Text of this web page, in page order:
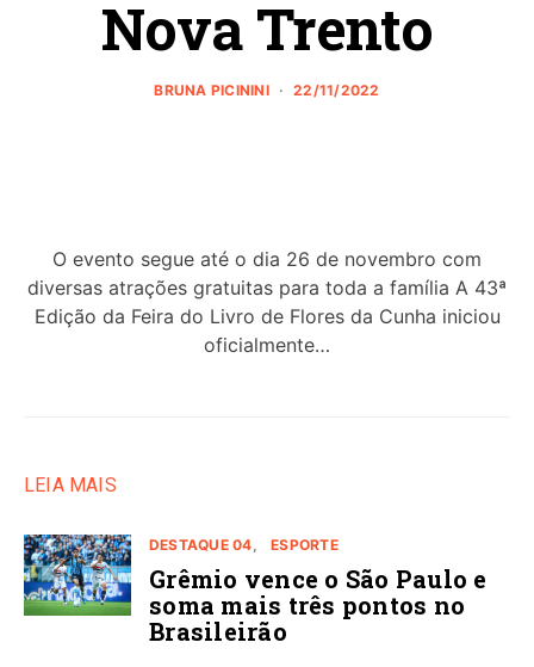
Nova Trento
BRUNA PICININI 22/11/2022
O evento segue até o dia 26 de novembro com
diversas atrações gratuitas para toda a família A 43ª
Edição da Feira do Livro de Flores da Cunha iniciou
oficialmente…
LEIA MAIS
DESTAQUE 04 ESPORTE
Grêmio vence o São Paulo e
soma mais três pontos no
Brasileirão